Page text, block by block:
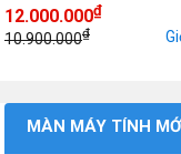
12.000.000₫
10.900.000₫
MÀN MÁY TÍNH MỚI